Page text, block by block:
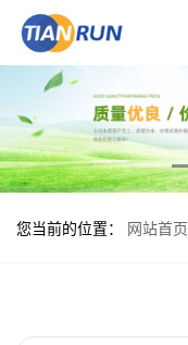
您当前的位置： 网站首页